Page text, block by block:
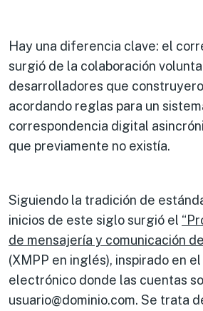
Hay una diferencia clave: el
surgió de la colaboración
desarrolladores que
acordando reglas para un
correspondencia digital
que previamente no existía.
Siguiendo la tradición de
inicios de este siglo surgió el
de mensajería y comunicación
(XMPP en inglés), inspirado en
electrónico donde las cuentas
usuario@dominio.com. Se trata